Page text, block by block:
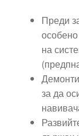
Преди
на
за да